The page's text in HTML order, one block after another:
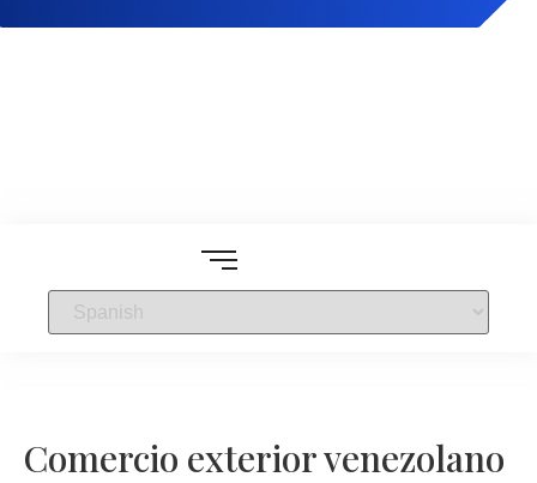
Comercio exterior venezolano